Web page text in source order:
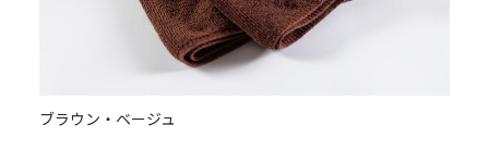
ブラウン・ベージュ